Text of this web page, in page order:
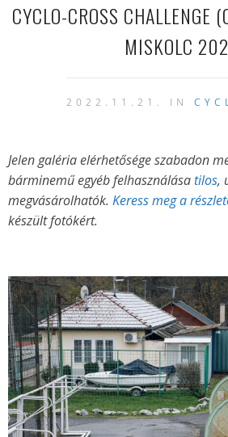
CYCLO-CROSS CHALLENGE
MISKOLC
2022.11.21. IN
Jelen galéria elérhetősége szabadon
bárminemű egyéb felhasználásatilos,
megvásárolhatók. Keress meg a
készült fotókért.